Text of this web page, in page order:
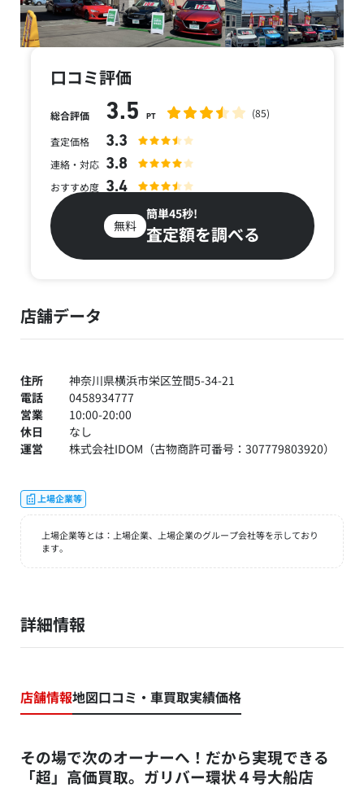
口コミ評価
総合評価 3.5 PT (85)
査定価格
連絡・対応
おすすめ度
3.3
3.8
3.4
無料
簡単45秒!
査定額を調べる
店舗データ
住所
神奈川県横浜市栄区笠間5-34-21
電話
0458934777
営業
10:00-20:00
休日
なし
運営
株式会社IDOM（古物商許可番号：307779803920）
上場企業等
上場企業等とは：上場企業、上場企業のグループ会社等を示しており
ます。
詳細情報
店舗情報地図口コミ・車買取実績価格
その場で次のオーナーへ！だから実現できる
「超」高価買取。ガリバー環状４号大船店